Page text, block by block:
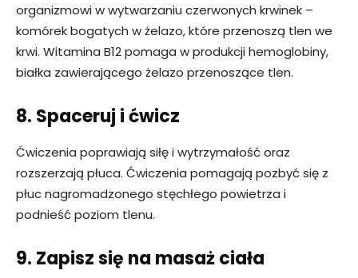
organizmowi w wytwarzaniu czerwonych krwinek –
komórek bogatych w żelazo, które przenoszą tlen we
krwi. Witamina B12 pomaga w produkcji hemoglobiny,
białka zawierającego żelazo przenoszące tlen.
8. Spaceruj i ćwicz
Ćwiczenia poprawiają siłę i wytrzymałość oraz
rozszerzają płuca. Ćwiczenia pomagają pozbyć się z
płuc nagromadzonego stęchłego powietrza i
podnieść poziom tlenu.
9. Zapisz się na masaż ciała